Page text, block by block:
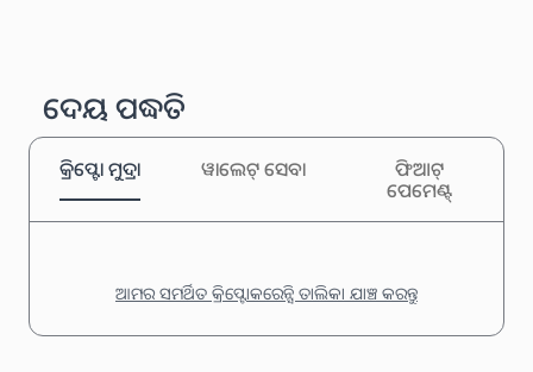
ଦେୟ ପଦ୍ଧତି
କ୍ରିପ୍ଟୋ ମୁଦ୍ରା ୱାଲେଟ୍ ସେବା
ଫିଆଟ୍
ପେମେଣ୍ଟ୍
ଆମର ସମର୍ଥିତ କ୍ରିପ୍ଟୋକରେନ୍ସି ତାଲିକା ଯାଞ୍ଚ କରନ୍ତୁ